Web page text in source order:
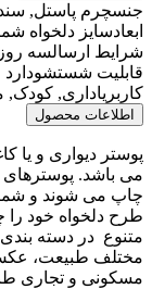
جنسچرم پاستل,
ابعادسایز دلخواه
شرایط ارسالسه
قابلیت شستشودارد
کاربریاداری, کودک,
اطلاعات محصول
پوستر دیواری و یا
می باشد. پوسترهای
چاپ می شوند و شما
طرح دلخواه خود
متنوع در دسته‌
مختلف طبیعت،
مسکونی و تجاری